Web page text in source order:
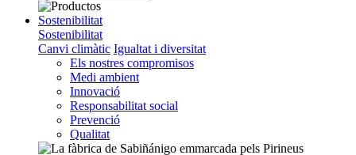
Sostenibilitat
Sostenibilitat
Canvi climàtic Igualtat i diversitat
Els nostres compromisos
Medi ambient
Innovació
Responsabilitat social
Prevenció
Qualitat